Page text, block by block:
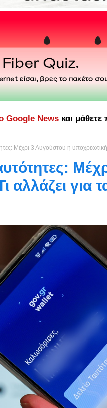
Google News και μάθετε
Μέχρι 3 Αυγούστου η
αλλάζει για